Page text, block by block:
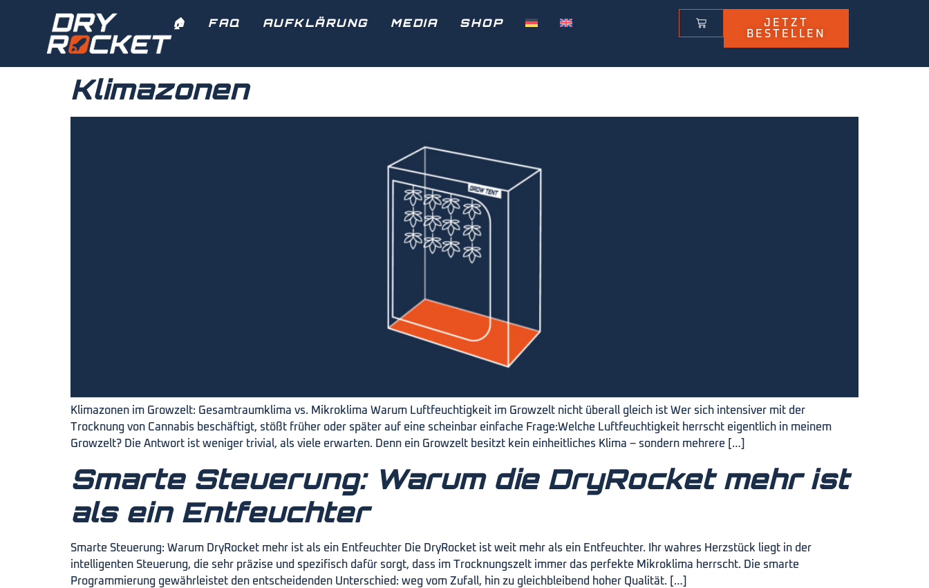
🏠︎ FAQ AUFKLÄRUNG MEDIA SHOP
JETZT
BESTELLEN
Klimazonen
Klimazonen im Growzelt: Gesamtraumklima vs. Mikroklima Warum Luftfeuchtigkeit im Growzelt nicht überall gleich ist Wer sich intensiver mit der
Trocknung von Cannabis beschäftigt, stößt früher oder später auf eine scheinbar einfache Frage:Welche Luftfeuchtigkeit herrscht eigentlich in meinem
Growzelt? Die Antwort ist weniger trivial, als viele erwarten. Denn ein Growzelt besitzt kein einheitliches Klima – sondern mehrere […]
Smarte Steuerung: Warum die DryRocket mehr ist
als ein Entfeuchter
Smarte Steuerung: Warum DryRocket mehr ist als ein Entfeuchter Die DryRocket ist weit mehr als ein Entfeuchter. Ihr wahres Herzstück liegt in der
intelligenten Steuerung, die sehr präzise und spezifisch dafür sorgt, dass im Trocknungszelt immer das perfekte Mikroklima herrscht. Die smarte
Programmierung gewährleistet den entscheidenden Unterschied: weg vom Zufall, hin zu gleichbleibend hoher Qualität. […]